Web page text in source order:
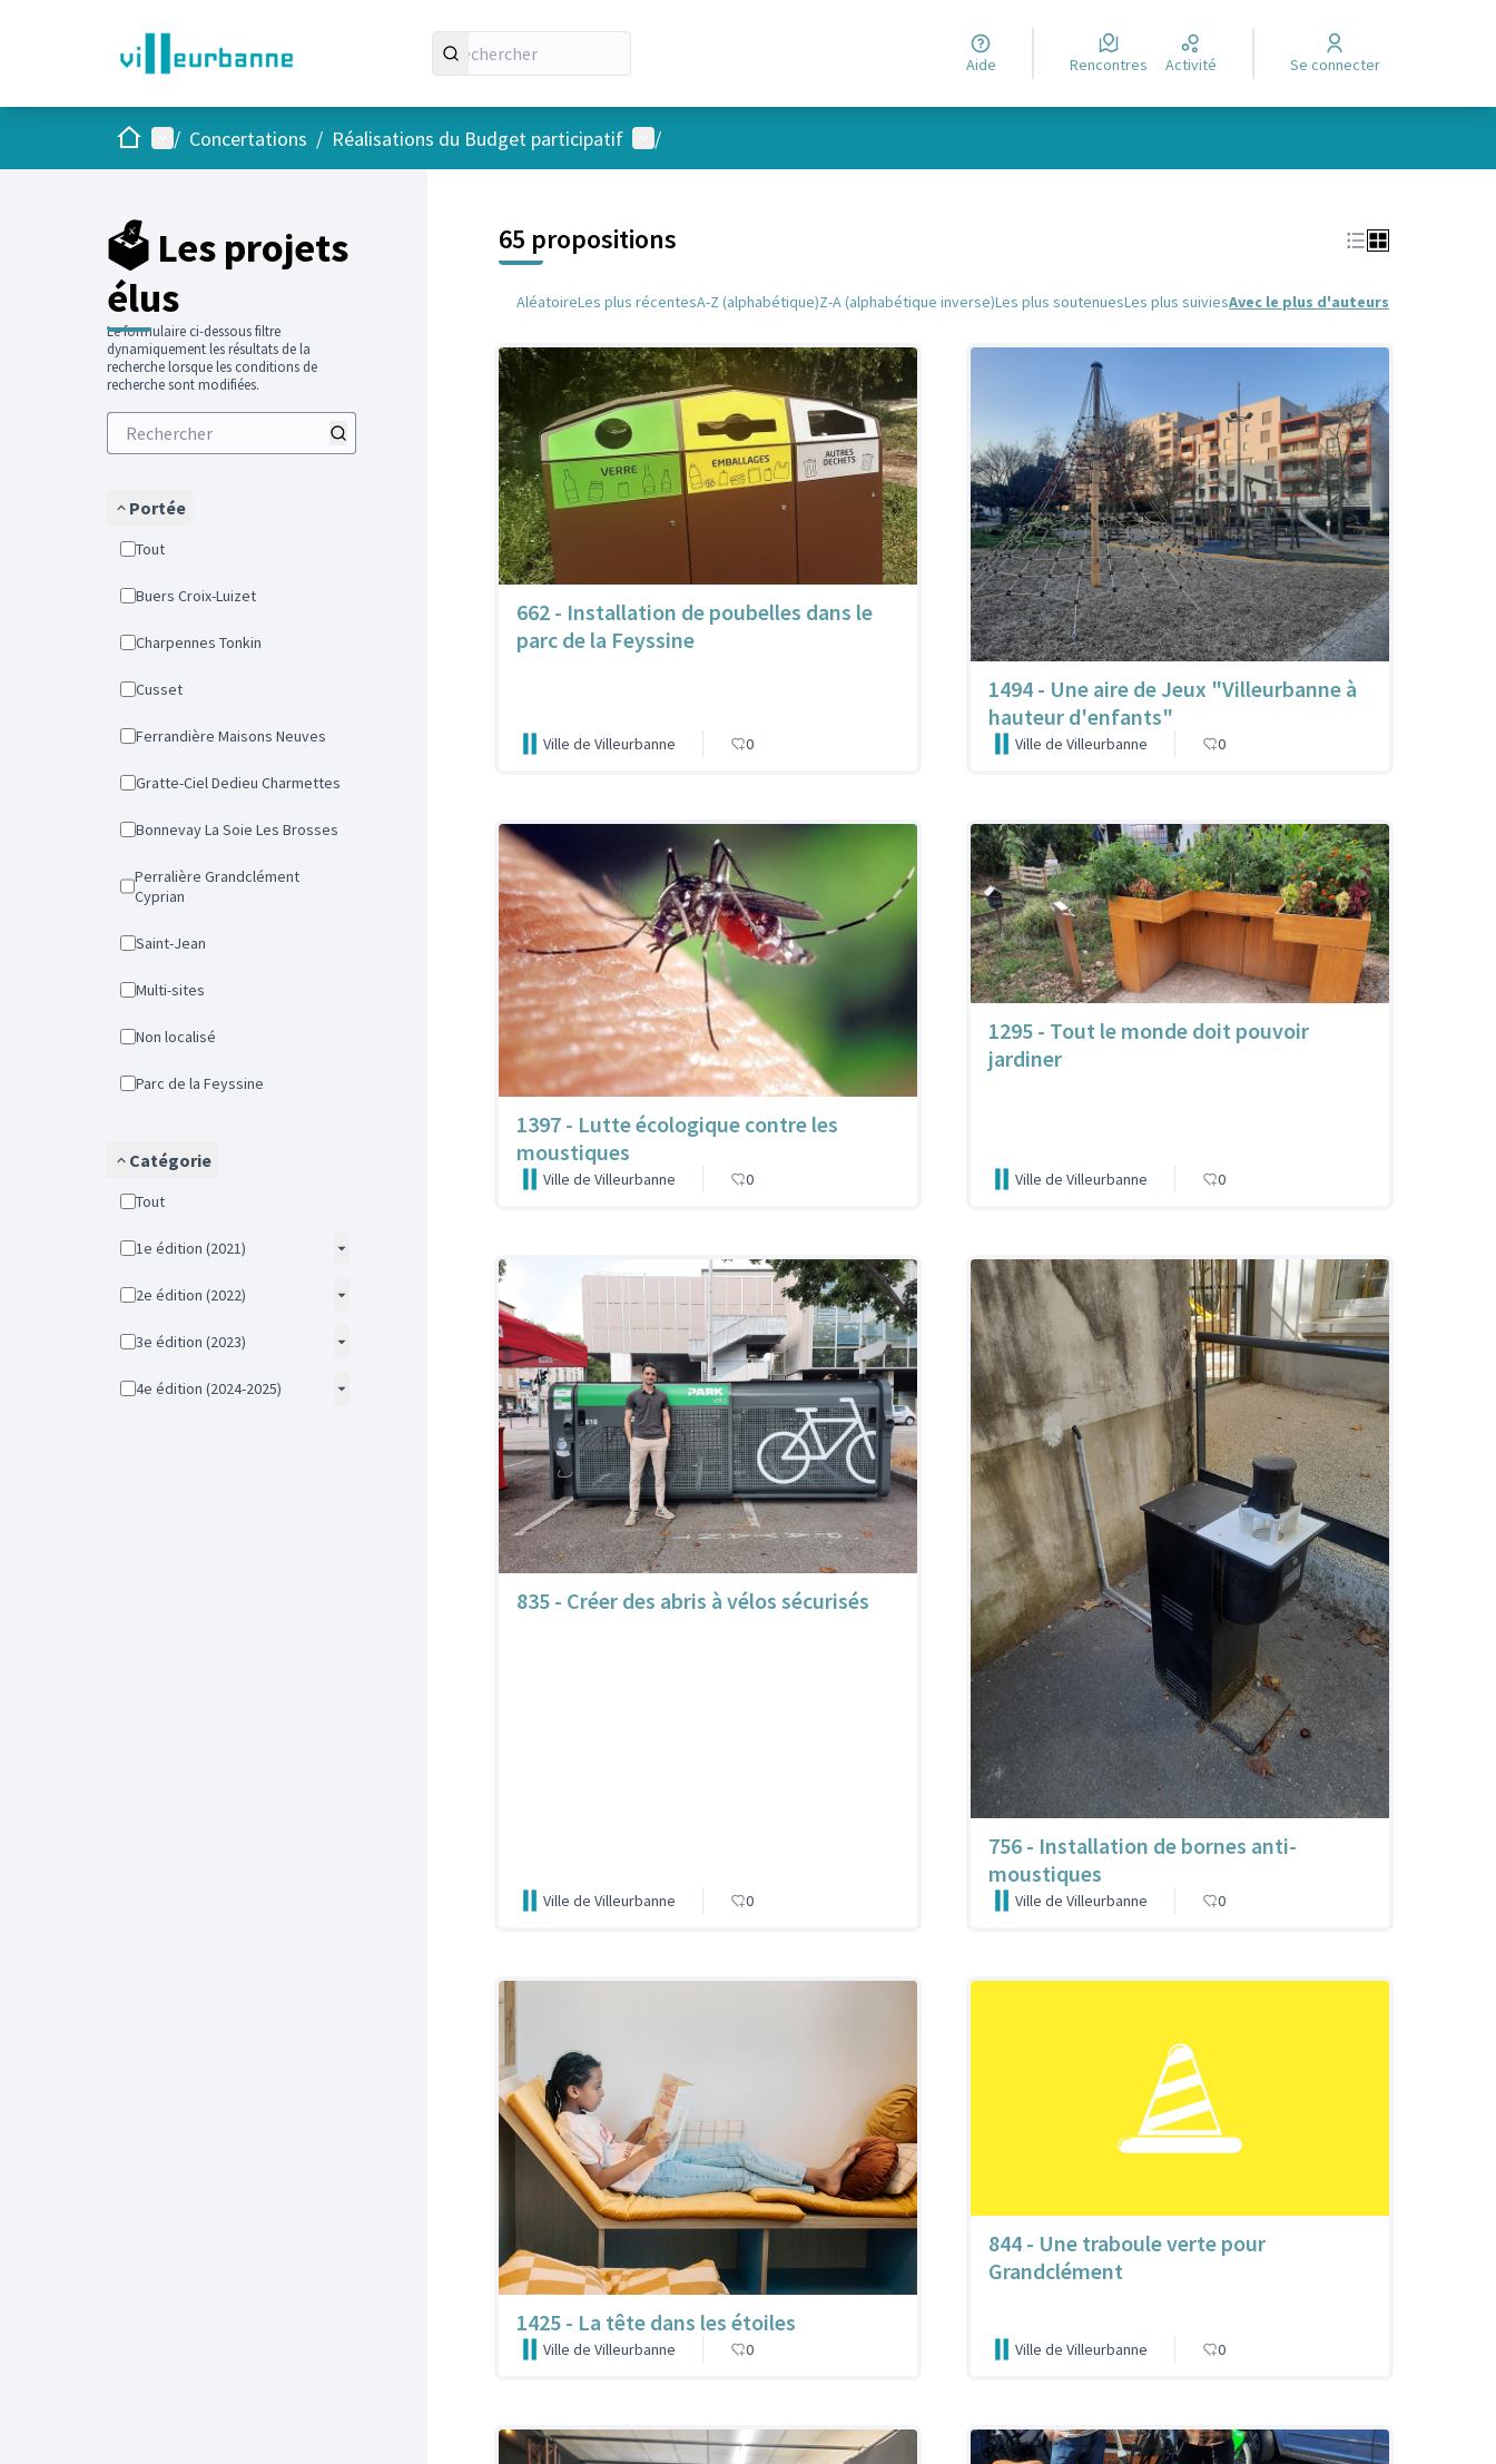
Aide Rencontres Activité Se connecter
AccueilMenu principal
/ Concertations / Réalisations du Budget participatif Menu utilisateur
/
🗳️ Les projets
élus
Le formulaire ci-dessous filtre
dynamiquement les résultats de la
recherche lorsque les conditions de
recherche sont modifiées.
Portée
Tout
Buers Croix-Luizet
Charpennes Tonkin
Cusset
Ferrandière Maisons Neuves
Gratte-Ciel Dedieu Charmettes
Bonnevay La Soie Les Brosses
Perralière Grandclément
Cyprian
Saint-Jean
Multi-sites
Non localisé
Parc de la Feyssine
Catégorie
Tout
1e édition (2021)
2e édition (2022)
3e édition (2023)
4e édition (2024-2025)
65 propositions
AléatoireLes plus récentesA-Z (alphabétique)Z-A (alphabétique inverse)Les plus soutenuesLes plus suiviesAvec le plus d'auteurs
662 - Installation de poubelles dans le
parc de la Feyssine
Ville de Villeurbanne 0
1494 - Une aire de Jeux "Villeurbanne à
hauteur d'enfants"
Ville de Villeurbanne 0
1397 - Lutte écologique contre les
moustiques
Ville de Villeurbanne 0
1295 - Tout le monde doit pouvoir
jardiner
Ville de Villeurbanne 0
835 - Créer des abris à vélos sécurisés
Ville de Villeurbanne 0
756 - Installation de bornes anti-
moustiques
Ville de Villeurbanne 0
1425 - La tête dans les étoiles
Ville de Villeurbanne 0
844 - Une traboule verte pour
Grandclément
Ville de Villeurbanne 0